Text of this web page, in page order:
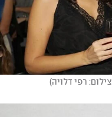
צילום: רפי דלויה)